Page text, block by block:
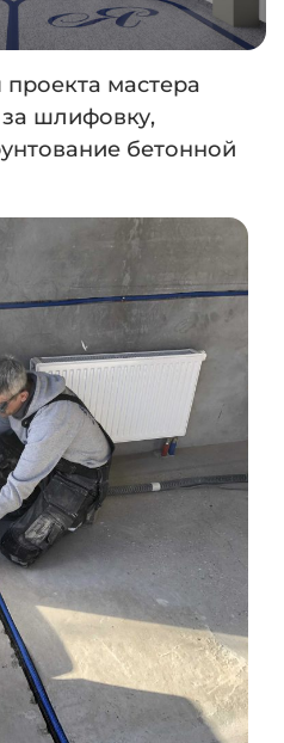
мастера
шлифовку,
бетонной